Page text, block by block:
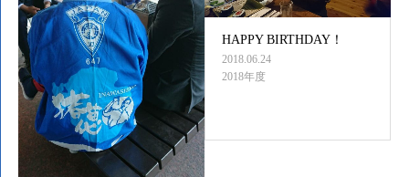
HAPPY BIRTHDAY！
2018.06.24
2018年度